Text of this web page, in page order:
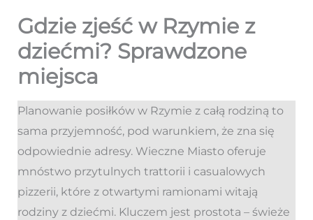
Gdzie zjeść w Rzymie z
dziećmi? Sprawdzone
miejsca
Planowanie posiłków w Rzymie z całą rodziną to
sama przyjemność, pod warunkiem, że zna się
odpowiednie adresy. Wieczne Miasto oferuje
mnóstwo przytulnych trattorii i casualowych
pizzerii, które z otwartymi ramionami witają
rodziny z dziećmi. Kluczem jest prostota – świeże